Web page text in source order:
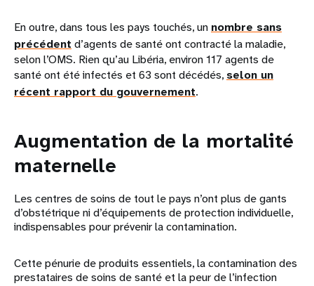
En outre, dans tous les pays touchés, un nombre sans
précédent d’agents de santé ont contracté la maladie,
selon l’OMS. Rien qu’au Libéria, environ 117 agents de
santé ont été infectés et 63 sont décédés, selon un
récent rapport du gouvernement.
Augmentation de la mortalité
maternelle
Les centres de soins de tout le pays n’ont plus de gants
d’obstétrique ni d’équipements de protection individuelle,
indispensables pour prévenir la contamination.
Cette pénurie de produits essentiels, la contamination des
prestataires de soins de santé et la peur de l’infection